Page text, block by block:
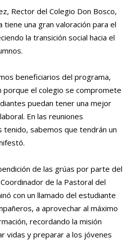
Rector del Colegio Don Bosco,
tiene una gran valoración para el
la transición social hacia el
beneficiarios del programa,
porque el colegio se compromete
puedan tener una mejor
En las reuniones
tenido, sabemos que tendrán un
de las grúas por parte del
de la Pastoral del
con un llamado del estudiante
a aprovechar al máximo
recordando la misión
vidas y preparar a los jóvenes